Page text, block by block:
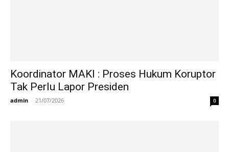
Koordinator MAKI : Proses Hukum Koruptor
Tak Perlu Lapor Presiden
admin - 21/07/2026 0